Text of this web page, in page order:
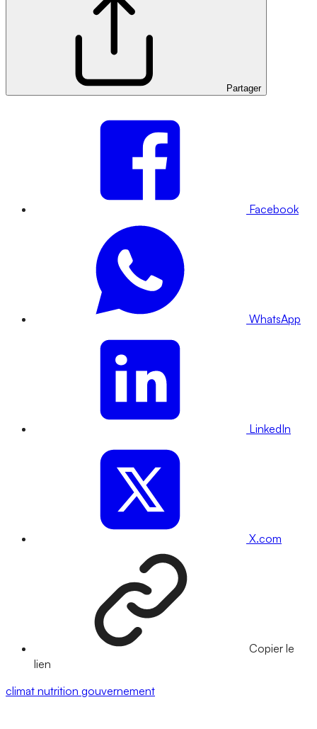
Partager
Facebook
WhatsApp
LinkedIn
X.com
Copier le
lien
climat nutrition gouvernement